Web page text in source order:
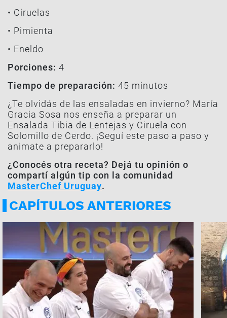
• Ciruelas
• Pimienta
• Eneldo
Porciones: 4
Tiempo de preparación: 45 minutos
¿Te olvidás de las ensaladas en invierno? María
Gracia Sosa nos enseña a preparar un
Ensalada Tibia de Lentejas y Ciruela con
Solomillo de Cerdo. ¡Seguí este paso a paso y
animate a prepararlo!
¿Conocés otra receta? Dejá tu opinión o
compartí algún tip con la comunidad
MasterChef Uruguay.
CAPÍTULOS ANTERIORES